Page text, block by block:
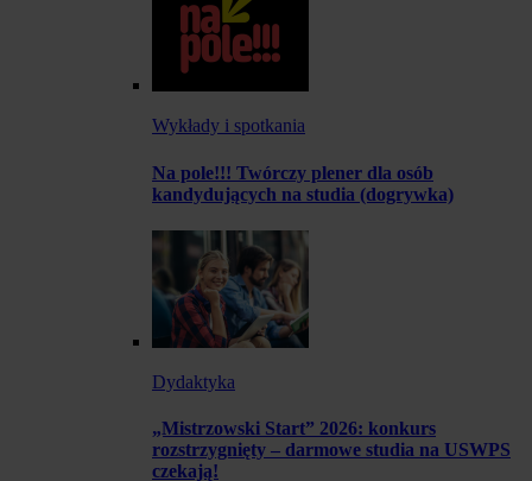
Wykłady i spotkania
Na pole!!! Twórczy plener dla osób
kandydujących na studia (dogrywka)
Dydaktyka
„Mistrzowski Start” 2026: konkurs
rozstrzygnięty – darmowe studia na USWPS
czekają!